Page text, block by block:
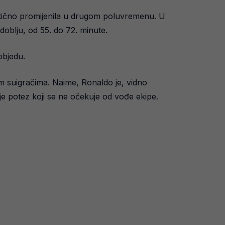
promijenila u drugom poluvremenu. U
od 55. do 72. minute.
suigračima. Naime, Ronaldo je, vidno
potez koji se ne očekuje od vođe ekipe.